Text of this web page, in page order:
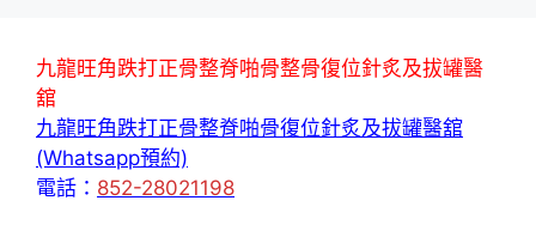
九龍旺角跌打正骨整脊啪骨整骨復位針炙及拔罐醫
舘
九龍旺角跌打正骨整脊啪骨復位針炙及拔罐醫舘
(Whatsapp預約)
電話： 852-28021198